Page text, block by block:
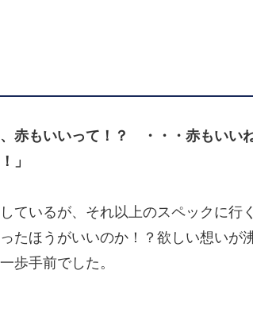
、赤もいいって！？ ・・・赤もい
」
ているが、それ以上のスペックに行
たほうがいいのか！？欲しい想いが
歩手前でした。